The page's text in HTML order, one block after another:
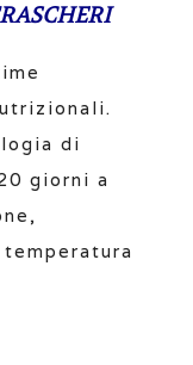
di
giorni a